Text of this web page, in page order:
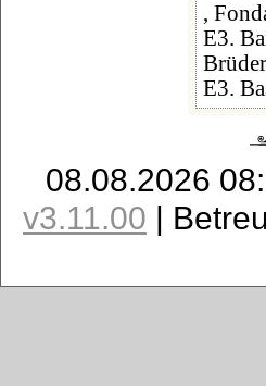
,
E3.
E3.
08.08.2026
v3.11.00 |